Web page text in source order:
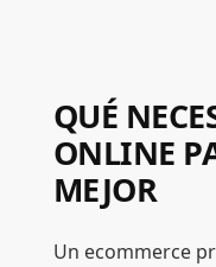
QUÉ
ONLINE
MEJOR
Un ecommerce